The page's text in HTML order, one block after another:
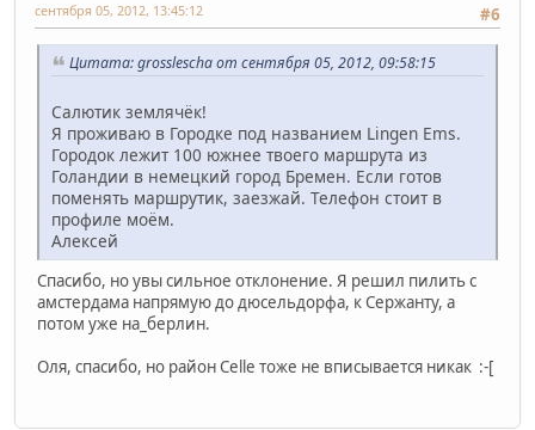
#6
сентября 05, 2012, 13:45:12
Цитата: grosslescha от сентября 05, 2012, 09:58:15
Салютик землячёк!
Я проживаю в Городке под названием Lingen Ems.
Городок лежит 100 южнее твоего маршрута из
Голандии в немецкий город Бремен. Если готов
поменять маршрутик, заезжай. Телефон стоит в
профиле моём.
Алексей
Спасибо, но увы сильное отклонение. Я решил пилить с
амстердама напрямую до дюсельдорфа, к Сержанту, а
потом уже на_берлин.
Оля, спасибо, но район Celle тоже не вписывается никак :-[